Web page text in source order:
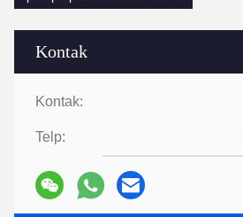
Kontak
Kontak:
Telp: